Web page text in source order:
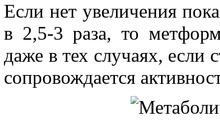
Если нет увеличения
в 2,5-3 раза, то
даже в тех случаях, если
сопровождается